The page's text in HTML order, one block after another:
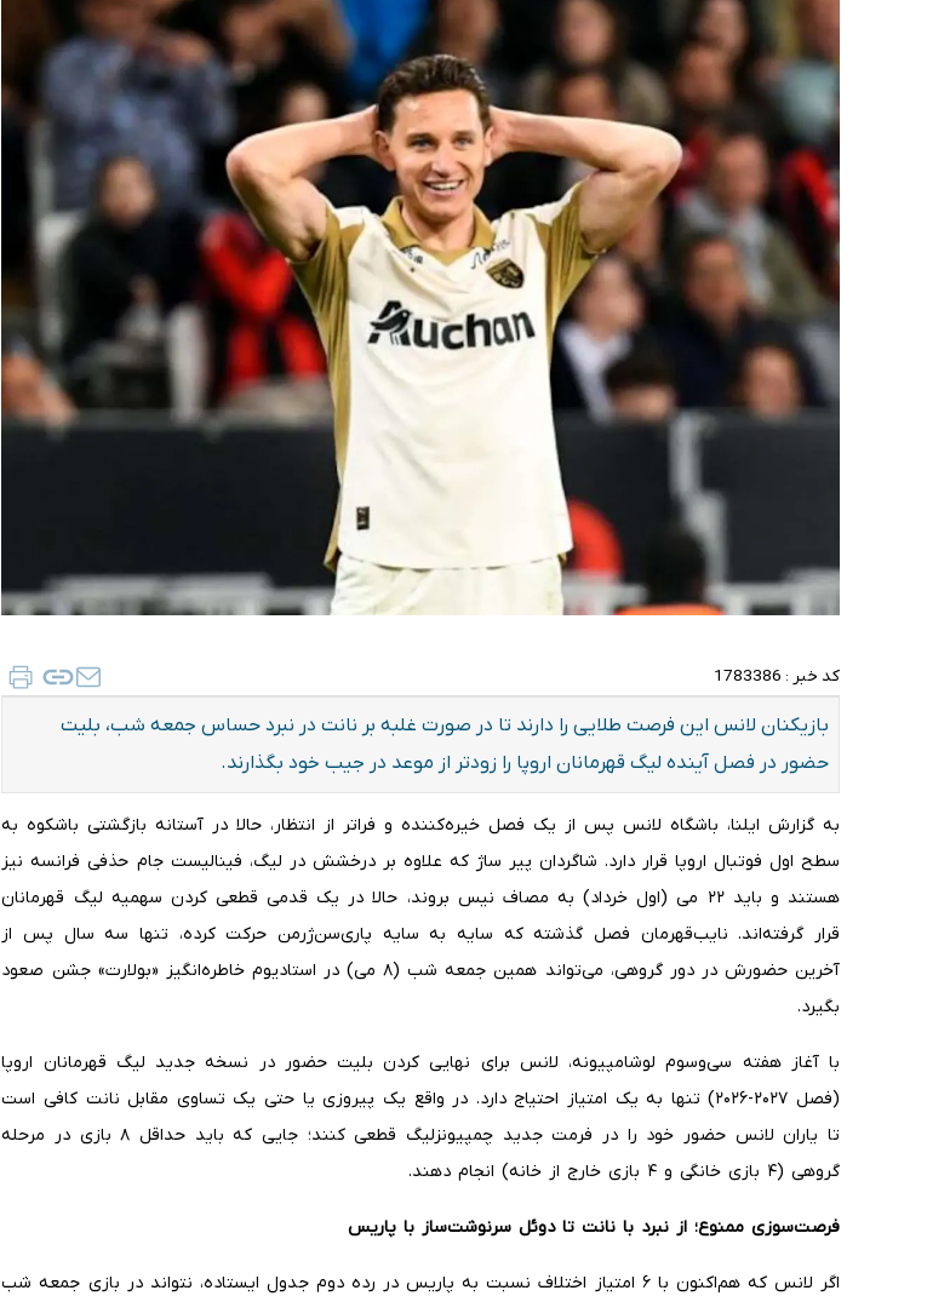
کد خبر : 1783386
بازیکنان لانس این فرصت طلایی را دارند تا در صورت غلبه بر نانت در نبرد حساس جمعه شب، بلیت
حضور در فصل آینده لیگ قهرمانان اروپا را زودتر از موعد در جیب خود بگذارند.
به گزارش ایلنا، باشگاه لانس پس از یک فصل خیره‌کننده و فراتر از انتظار، حالا در آستانه بازگشتی باشکوه به
سطح اول فوتبال اروپا قرار دارد. شاگردان پیر ساژ که علاوه بر درخشش در لیگ، فینالیست جام حذفی فرانسه نیز
هستند و باید ۲۲ می (اول خرداد) به مصاف نیس بروند، حالا در یک قدمی قطعی کردن سهمیه لیگ قهرمانان
قرار گرفته‌اند. نایب‌قهرمان فصل گذشته که سایه به سایه پاری‌سن‌ژرمن حرکت کرده، تنها سه سال پس از
آخرین حضورش در دور گروهی، می‌تواند همین جمعه شب (۸ می) در استادیوم خاطره‌انگیز «بولارت» جشن صعود
بگیرد.
با آغاز هفته سی‌وسوم لوشامپیونه، لانس برای نهایی کردن بلیت حضور در نسخه جدید لیگ قهرمانان اروپا
(فصل ۲۰۲۷-۲۰۲۶) تنها به یک امتیاز احتیاج دارد. در واقع یک پیروزی یا حتی یک تساوی مقابل نانت کافی است
تا یاران لانس حضور خود را در فرمت جدید چمپیونزلیگ قطعی کنند؛ جایی که باید حداقل ۸ بازی در مرحله
گروهی (۴ بازی خانگی و ۴ بازی خارج از خانه) انجام دهند.
فرصت‌سوزی ممنوع؛ از نبرد با نانت تا دوئل سرنوشت‌ساز با پاریس
اگر لانس که هم‌اکنون با ۶ امتیاز اختلاف نسبت به پاریس در رده دوم جدول ایستاده، نتواند در بازی جمعه شب